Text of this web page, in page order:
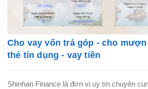
Cho vay vốn trả góp - cho
thẻ tín dụng - vay tiền
Shinhan Finance là đơn vị uy tín chuyên